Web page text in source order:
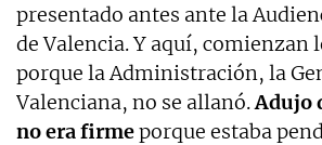
presentado antes ante la
de Valencia. Y aquí, comienzan
porque la Administración, la
Valenciana, no se allanó.Adujo
no era firmeporque estaba